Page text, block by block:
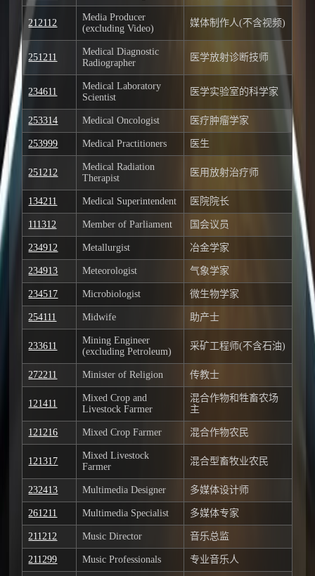
212112
Media Producer
(excluding Video)
媒体制作人(不含视频)
251211
Medical Diagnostic
Radiographer
医学放射诊断技师
234611
Medical Laboratory
Scientist
医学实验室的科学家
253314 Medical Oncologist 医疗肿瘤学家
253999 Medical Practitioners 医生
251212
Medical Radiation
Therapist
医用放射治疗师
134211 Medical Superintendent 医院院长
111312 Member of Parliament 国会议员
234912 Metallurgist 冶金学家
234913 Meteorologist 气象学家
234517 Microbiologist 微生物学家
254111 Midwife 助产士
233611
Mining Engineer
(excluding Petroleum)
采矿工程师(不含石油)
272211 Minister of Religion 传教士
121411
Mixed Crop and
Livestock Farmer
混合作物和牲畜农场
主
121216 Mixed Crop Farmer 混合作物农民
121317
Mixed Livestock
Farmer
混合型畜牧业农民
232413 Multimedia Designer 多媒体设计师
261211 Multimedia Specialist 多媒体专家
211212 Music Director 音乐总监
211299 Music Professionals 专业音乐人